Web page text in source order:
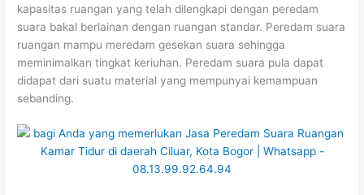
kapasitas ruangan yang telah dilengkapi dengan peredam
suara bakal berlainan dengan ruangan standar. Peredam suara
ruangan mampu meredam gesekan suara sehingga
meminimalkan tingkat keriuhan. Peredam suara pula dapat
didapat dari suatu material yang mempunyai kemampuan
sebanding.